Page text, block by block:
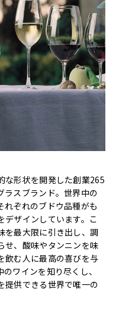
な形状を開発した創業265
ラスブランド。世界中の
れぞれのブドウ品種がも
デザインしています。こ
を最大限に引き出し、調
せ、酸味やタンニンを味
飲む人に最高の喜びを与
ワインを知り尽くし、
提供できる世界で唯一の